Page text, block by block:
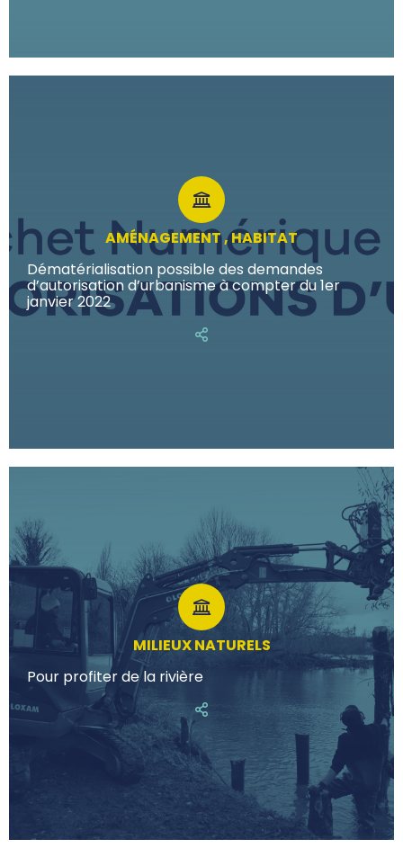
AMÉNAGEMENT , HABITAT
Dématérialisation possible des demandes
d’autorisation d’urbanisme à compter du 1er
janvier 2022
MILIEUX NATURELS
Pour profiter de la rivière